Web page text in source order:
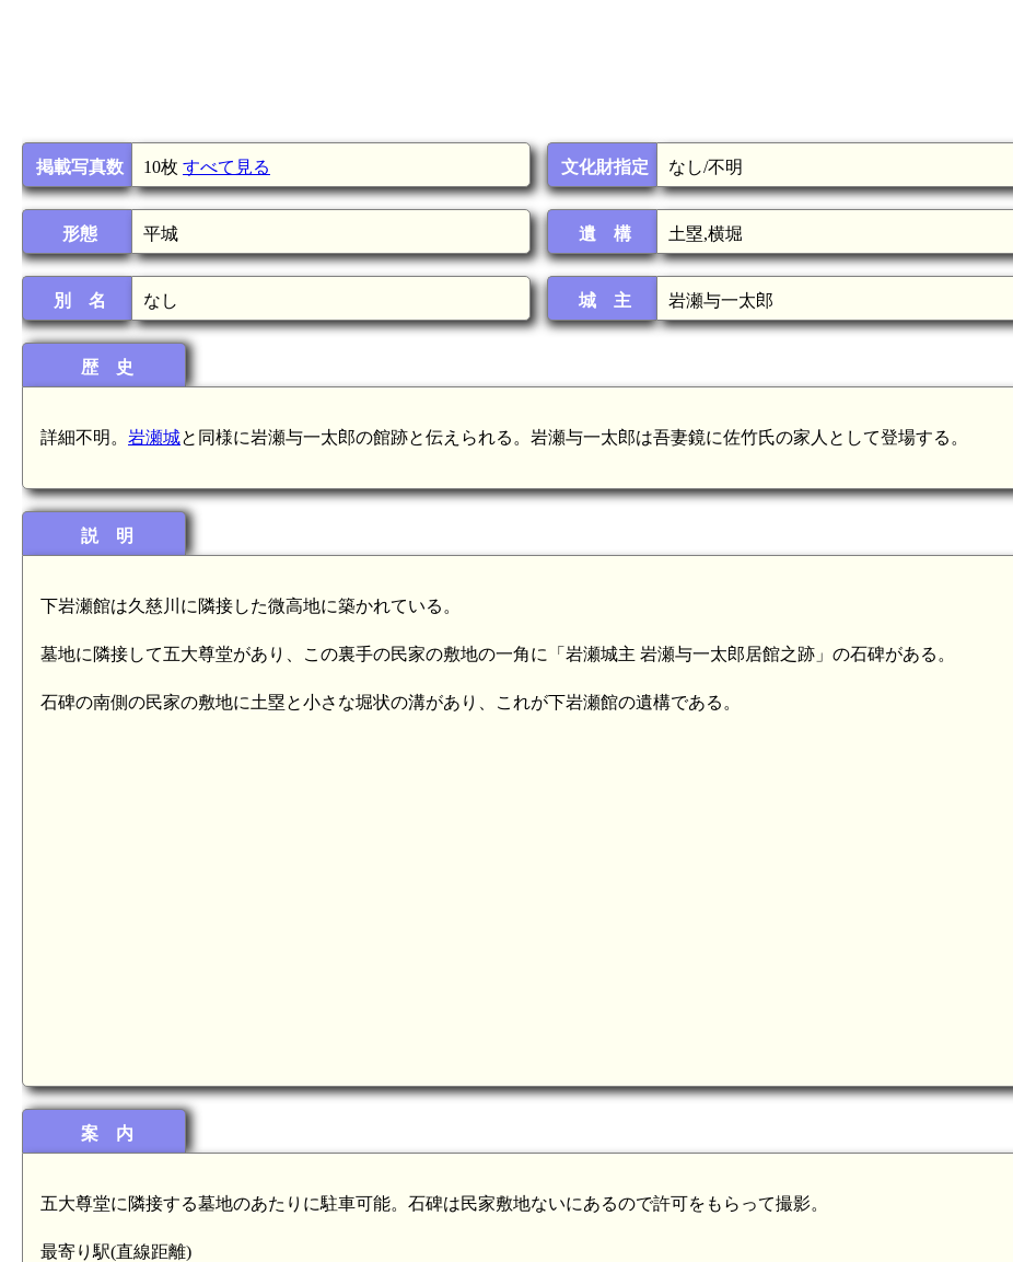
掲載写真数 10枚 すべて見る
形態 平城
別 名 なし
文化財指定 なし/不明
遺 構 土塁,横堀
城 主 岩瀬与一太郎
歴 史
詳細不明。 岩瀬城と同様に岩瀬与一太郎の館跡と伝えられる。岩瀬与一太郎は吾妻鏡に佐竹氏の家人として登場する。
説 明
下岩瀬館は久慈川に隣接した微高地に築かれている。
墓地に隣接して五大尊堂があり、この裏手の民家の敷地の一角に「岩瀬城主 岩瀬与一太郎居館之跡」の石碑がある。
石碑の南側の民家の敷地に土塁と小さな堀状の溝があり、これが下岩瀬館の遺構である。
案 内
五大尊堂に隣接する墓地のあたりに駐車可能。石碑は民家敷地ないにあるので許可をもらって撮影。
最寄り駅(直線距離)